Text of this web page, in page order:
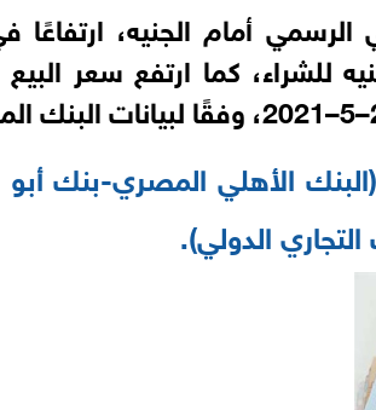
الرسمي أمام الجنيه،
حيث سجل 51.8841 جنيه للشراء، كما ارتفع سعر
الأهلي المصري-بنك
الدولي).